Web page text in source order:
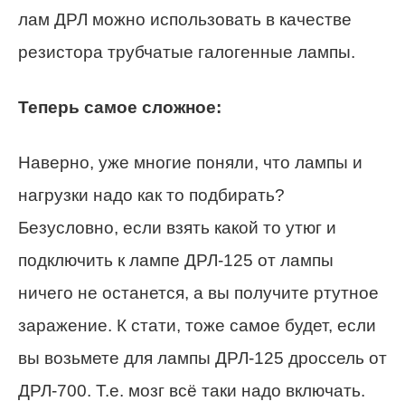
лам ДРЛ можно использовать в качестве
резистора трубчатые галогенные лампы.
Теперь самое сложное:
Наверно, уже многие поняли, что лампы и
нагрузки надо как то подбирать?
Безусловно, если взять какой то утюг и
подключить к лампе ДРЛ-125 от лампы
ничего не останется, а вы получите ртутное
заражение. К стати, тоже самое будет, если
вы возьмете для лампы ДРЛ-125 дроссель от
ДРЛ-700. Т.е. мозг всё таки надо включать.